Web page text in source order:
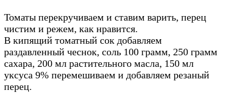
Томаты перекручиваем и ставим варить, перец
чистим и режем, как нравится.
В кипящий томатный сок добавляем
раздавленный чеснок, соль 100 грамм, 250 грамм
сахара, 200 мл растительного масла, 150 мл
уксуса 9% перемешиваем и добавляем резаный
перец.